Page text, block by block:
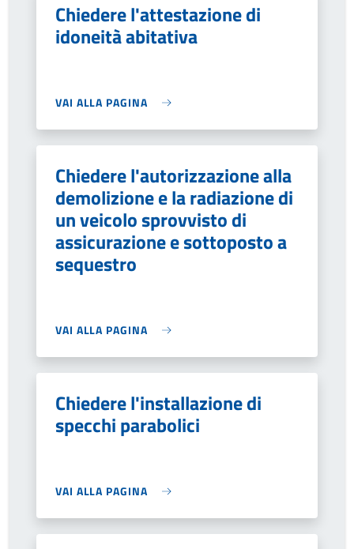
Chiedere l'attestazione di
idoneità abitativa
VAI ALLA PAGINA
Chiedere l'autorizzazione alla
demolizione e la radiazione di
un veicolo sprovvisto di
assicurazione e sottoposto a
sequestro
VAI ALLA PAGINA
Chiedere l'installazione di
specchi parabolici
VAI ALLA PAGINA